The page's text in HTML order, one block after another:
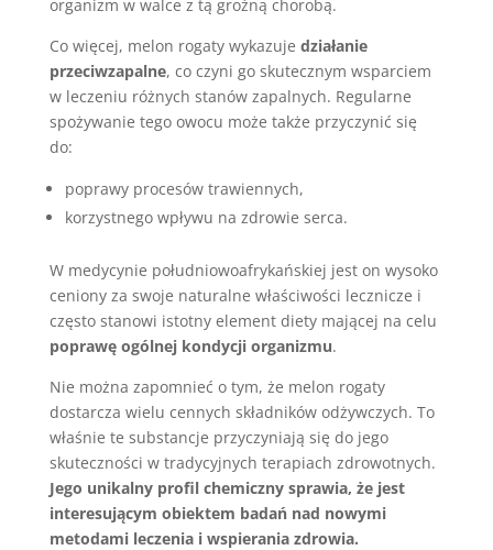
organizm w walce z tą groźną chorobą.
Co więcej, melon rogaty wykazuje działanie
przeciwzapalne, co czyni go skutecznym wsparciem
w leczeniu różnych stanów zapalnych. Regularne
spożywanie tego owocu może także przyczynić się
do:
poprawy procesów trawiennych,
korzystnego wpływu na zdrowie serca.
W medycynie południowoafrykańskiej jest on wysoko
ceniony za swoje naturalne właściwości lecznicze i
często stanowi istotny element diety mającej na celu
poprawę ogólnej kondycji organizmu.
Nie można zapomnieć o tym, że melon rogaty
dostarcza wielu cennych składników odżywczych. To
właśnie te substancje przyczyniają się do jego
skuteczności w tradycyjnych terapiach zdrowotnych.
Jego unikalny profil chemiczny sprawia, że jest
interesującym obiektem badań nad nowymi
metodami leczenia i wspierania zdrowia.